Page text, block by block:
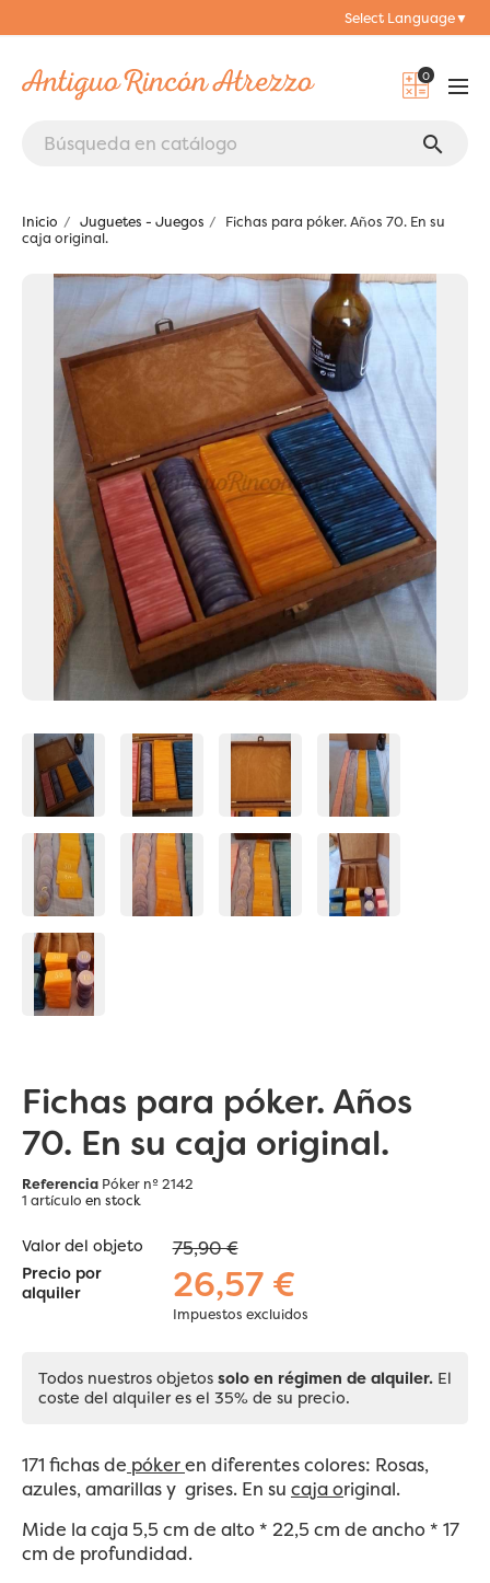
Select Language▼
0
search
Inicio Juguetes - Juegos
Fichas para póker. Años 70. En su
caja original.
Fichas para póker. Años
70. En su caja original.
Referencia Póker nº 2142
1 artículo en stock
Valor del objeto 75,90 €
Precio por
alquiler
26,57 €
Impuestos excluidos
Todos nuestros objetos solo en régimen de alquiler. El
coste del alquiler es el 35% de su precio.
171 fichas de pókeren diferentes colores: Rosas,
azules, amarillas y grises. En su caja original.
Mide la caja 5,5 cm de alto * 22,5 cm de ancho * 17
cm de profundidad.